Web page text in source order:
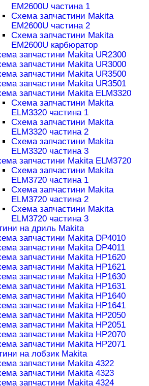
EM2600U частина 1
Схема запчастини Makita
EM2600U частина 2
Схема запчастини Makita
EM2600U карбюратор
запчастини Makita UR2300
запчастини Makita UR3000
запчастини Makita UR3500
запчастини Makita UR3501
запчастини Makita ELM3320
Схема запчастини Makita
ELM3320 частина 1
Схема запчастини Makita
ELM3320 частина 2
Схема запчастини Makita
ELM3320 частина 3
запчастини Makita ELM3720
Схема запчастини Makita
ELM3720 частина 1
Схема запчастини Makita
ELM3720 частина 2
Схема запчастини Makita
ELM3720 частина 3
на дриль Makita
запчастини Makita DP4010
запчастини Makita DP4011
запчастини Makita HP1620
запчастини Makita HP1621
запчастини Makita HP1630
запчастини Makita HP1631
запчастини Makita HP1640
запчастини Makita HP1641
запчастини Makita HP2050
запчастини Makita HP2051
запчастини Makita HP2070
запчастини Makita HP2071
на лобзик Makita
запчастини Makita 4322
запчастини Makita 4323
запчастини Makita 4324